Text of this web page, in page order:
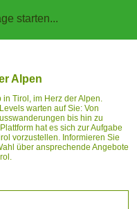
Alpen
Tirol, im Herz der Alpen.
warten auf Sie: Von
bis hin zu
hat es sich zur Aufgabe
vorzustellen. Informieren Sie
über ansprechende Angebote